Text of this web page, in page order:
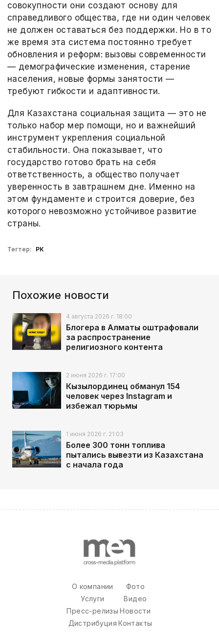
совокупности они создают основу для
справедливого общества, где ни один человек
не должен оставаться без поддержки. Но в то
же время эта система постоянно требует
обновления и реформ: вызовы современности
— демографические изменения, старение
населения, новые формы занятости —
требуют гибкости и адаптивности.
Для Казахстана социальная защита — это не
только набор мер помощи, но и важнейший
инструмент укрепления социальной
стабильности. Она показывает, что
государство готово брать на себя
ответственность, а общество получает
уверенность в завтрашнем дне. Именно на
этом фундаменте и строится доверие, без
которого невозможно устойчивое развитие
страны.
Тегтер: РК
Похожие новости
4 августа 2026 г. 18:00
Блогера в Алматы оштрафовали
за распространение
религиозного контента
2 июня 2026 г. 17:00
Кызылординец обманул 154
человек через Instagram и
избежал тюрьмы
1 июня 2026 г. 21:03
Более 300 тонн топлива
пытались вывезти из Казахстана
с начала года
О компании
Услуги
Пресс-релизы
Дистрибуция
Фото
Видео
Новости
Контакты